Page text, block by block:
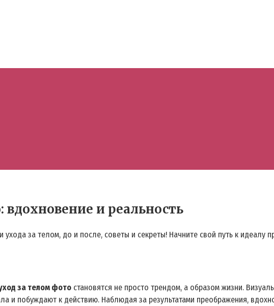
вдохновение и реальность
за телом, до и после, советы и секреты! Начните свой путь к идеалу
за телом фото становятся не просто трендом, а образом жизни.
и побуждают к действию. Наблюдая за результатами преображения,